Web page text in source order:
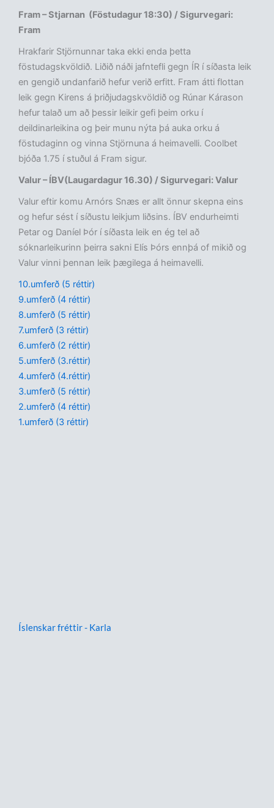
Fram – Stjarnan (Föstudagur 18:30) / Sigurvegari:
Fram
Hrakfarir Stjörnunnar taka ekki enda þetta
föstudagskvöldið. Liðið náði jafntefli gegn ÍR í síðasta leik
en gengið undanfarið hefur verið erfitt. Fram átti flottan
leik gegn Kirens á þriðjudagskvöldið og Rúnar Kárason
hefur talað um að þessir leikir gefi þeim orku í
deildinarleikina og þeir munu nýta þá auka orku á
föstudaginn og vinna Stjörnuna á heimavelli. Coolbet
bjóða 1.75 í stuðul á Fram sigur.
Valur – ÍBV(Laugardagur 16.30) / Sigurvegari: Valur
Valur eftir komu Arnórs Snæs er allt önnur skepna eins
og hefur sést í síðustu leikjum liðsins. ÍBV endurheimti
Petar og Daníel Þór í síðasta leik en ég tel að
sóknarleikurinn þeirra sakni Elís Þórs ennþá of mikið og
Valur vinni þennan leik þægilega á heimavelli.
10.umferð (5 réttir)
9.umferð (4 réttir)
8.umferð (5 réttir)
7.umferð (3 réttir)
6.umferð (2 réttir)
5.umferð (3.réttir)
4.umferð (4.réttir)
3.umferð (5 réttir)
2.umferð (4 réttir)
1.umferð (3 réttir)
Íslenskar fréttir - Karla